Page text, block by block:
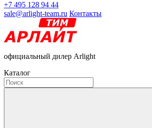
+7 495 128 94 44
sale@arlight-team.ru Контакты
официальный дилер Arlight
Каталог